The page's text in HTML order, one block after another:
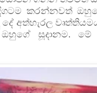
කරන්නවත්
අත්හැරල
සූදානම.